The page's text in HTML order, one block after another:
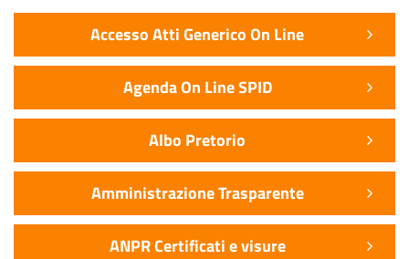
Accesso Atti Generico On Line
Agenda On Line SPID
Albo Pretorio
Amministrazione Trasparente
ANPR Certificati e visure